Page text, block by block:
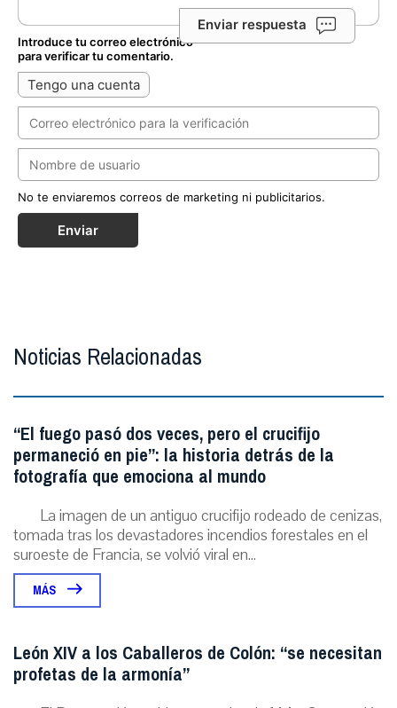
Enviar respuesta
Introduce tu correo electrónico
para verificar tu comentario.
Tengo una cuenta
No te enviaremos correos de marketing ni publicitarios.
Enviar
Noticias Relacionadas
“El fuego pasó dos veces, pero el crucifijo
permaneció en pie”: la historia detrás de la
fotografía que emociona al mundo
La imagen de un antiguo crucifijo rodeado de cenizas,
tomada tras los devastadores incendios forestales en el
suroeste de Francia, se volvió viral en...
MÁS
León XIV a los Caballeros de Colón: “se necesitan
profetas de la armonía”